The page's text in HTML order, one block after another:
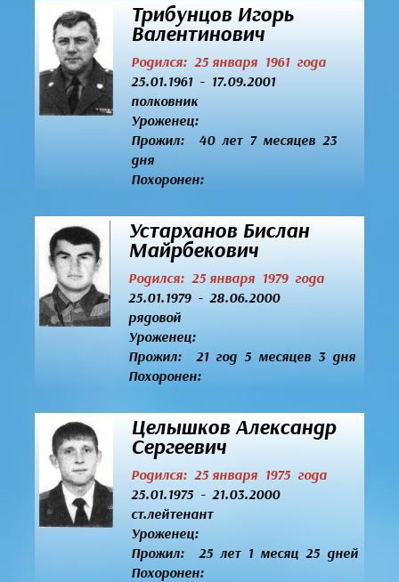
Трибунцов Игорь
Валентинович
Родился: 25 января 1961 года
25.01.1961 - 17.09.2001
полковник
Уроженец:
Прожил: 40 лет 7 месяцев 23
дня
Похоронен:
Устарханов Бислан
Майрбекович
Родился: 25 января 1979 года
25.01.1979 - 28.06.2000
рядовой
Уроженец:
Прожил: 21 год 5 месяцев 3 дня
Похоронен:
Целышков Александр
Сергеевич
Родился: 25 января 1975 года
25.01.1975 - 21.03.2000
ст.лейтенант
Уроженец:
Прожил: 25 лет 1 месяц 25 дней
Похоронен: